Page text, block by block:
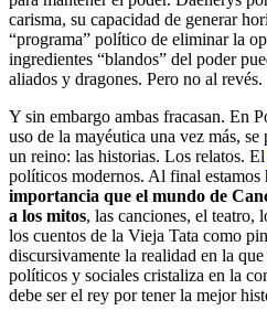
carisma, su capacidad de generar
“programa” político de eliminar la
ingredientes “blandos” del poder
aliados y dragones. Pero no al revés.
Y sin embargo ambas fracasan. En
uso de la mayéutica una vez más,
un reino: las historias. Los relatos. El
políticos modernos. Al final
importancia que el mundo de
a los mitos, las canciones, el teatro,
los cuentos de la Vieja Tata como
discursivamente la realidad en la
políticos y sociales cristaliza en la
debe ser el rey por tener la mejor